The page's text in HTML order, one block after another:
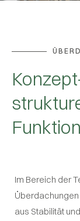
Funktion
Im Bereich der
aus Stabilität